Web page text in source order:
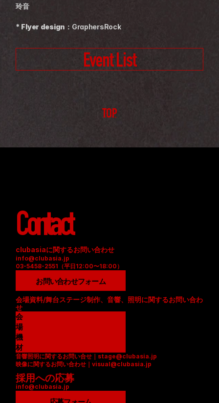
玲音
* Flyer design： GraphersRock
Event List
TOP
Contact
clubasiaに関するお問い合わせ
info@clubasia.jp
03-5458-2551（平日12:00〜18:00）
お問い合わせフォーム
会場資料/舞台ステージ制作、音響、照明に関するお問い合わ
せ
会
場
資
料
(
P
D
F
機
材
リ
ス
ト
(
音響照明に関するお問い合せ｜stage@clubasia.jp
映像に関するお問い合わせ｜visual@clubasia.jp
採用への応募
info@clubasia.jp